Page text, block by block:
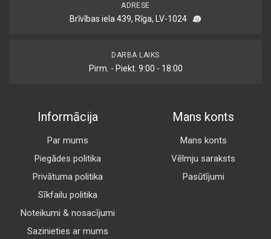
ADRESE
Brīvības iela 439, Rīga, LV-1024
DARBA LAIKS
Pirm. - Piekt. 9:00 - 18:00
Informācija
Par mums
Piegādes politika
Privātuma politika
Sīkfailu politika
Noteikumi & nosacījumi
Sazinieties ar mums
Mans konts
Mans konts
Vēlmju saraksts
Pasūtījumi